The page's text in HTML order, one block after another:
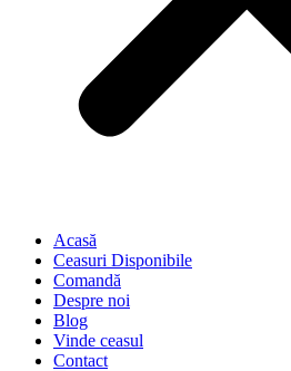
Acasă
Ceasuri Disponibile
Comandă
Despre noi
Blog
Vinde ceasul
Contact